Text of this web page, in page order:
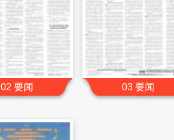
02 要闻 03 要闻